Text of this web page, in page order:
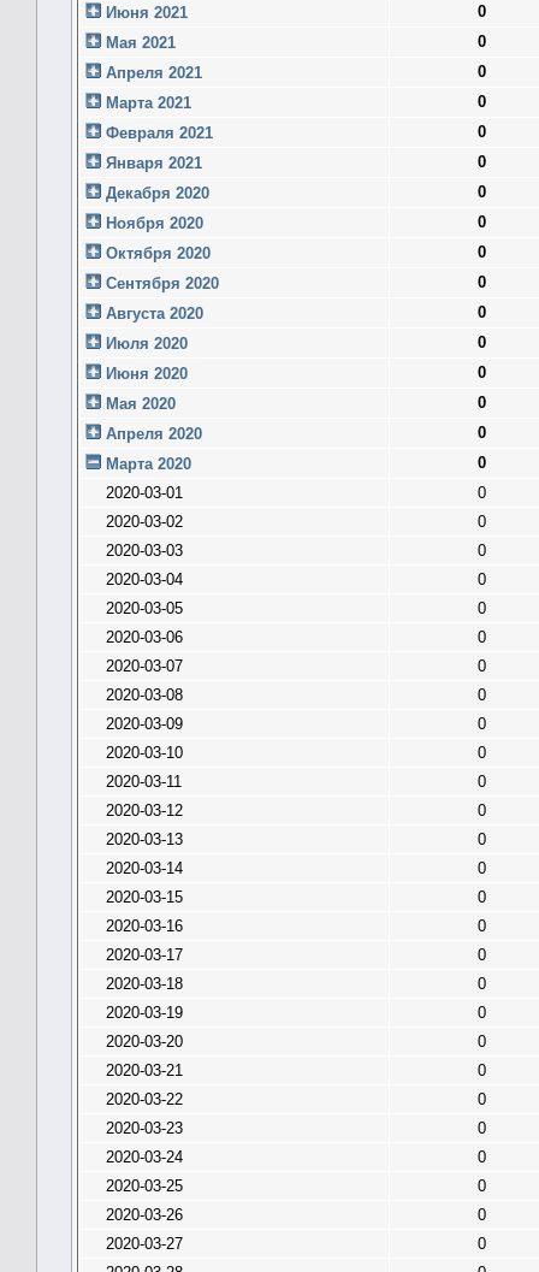
Июня 2021
0
Мая 2021
0
Апреля 2021
0
Марта 2021
0
Февраля 2021
0
Января 2021
0
Декабря 2020
0
Ноября 2020
0
Октября 2020
0
Сентября 2020
0
Августа 2020
0
Июля 2020
0
Июня 2020
0
Мая 2020
0
Апреля 2020
0
Марта 2020
0
2020-03-01
0
2020-03-02
0
2020-03-03
0
2020-03-04
0
2020-03-05
0
2020-03-06
0
2020-03-07
0
2020-03-08
0
2020-03-09
0
2020-03-10
0
2020-03-11
0
2020-03-12
0
2020-03-13
0
2020-03-14
0
2020-03-15
0
2020-03-16
0
2020-03-17
0
2020-03-18
0
2020-03-19
0
2020-03-20
0
2020-03-21
0
2020-03-22
0
2020-03-23
0
2020-03-24
0
2020-03-25
0
2020-03-26
0
2020-03-27
0